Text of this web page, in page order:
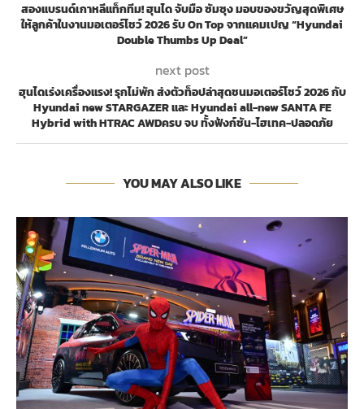
สองแบรนด์เกาหลีแท็กทีม! ฮุนได จับมือ ซัมซุง มอบของขวัญสุดพิเศษ
ให้ลูกค้าในงานมอเตอร์โชว์ 2026 รับ On Top จากแคมเปญ “Hyundai
Double Thumbs Up Deal”
next post
ฮุนไดเร่งเครื่องแรง! รุกไม่พัก ส่งตัวท็อปล่าสุดชนมอเตอร์โชว์ 2026 กับ
Hyundai new STARGAZER และ Hyundai all-new SANTA FE
Hybrid with HTRAC AWDครบ จบ ทั้งฟังก์ชัน-ไฮเทค-ปลอดภัย
YOU MAY ALSO LIKE